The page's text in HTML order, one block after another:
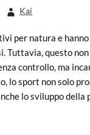
Kai
per natura e
Tuttavia, questo
controllo, ma
lo sport non solo
lo sviluppo della